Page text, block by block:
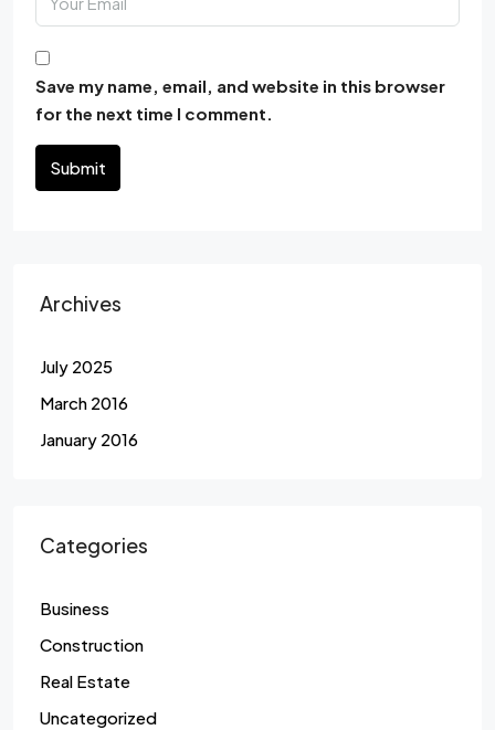
Save my name, email, and website in this browser
for the next time I comment.
Submit
Archives
July 2025
March 2016
January 2016
Categories
Business
Construction
Real Estate
Uncategorized